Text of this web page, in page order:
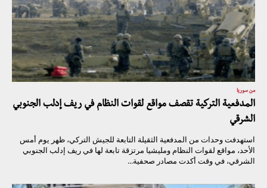
من سوريا
المدفعية التركية تقصف مواقع لقوات النظام في ريف إدلب الجنوبي
الشرقي
استهدفت وحدات من المدفعية الثقيلة التابعة للجيش التركي، ظهر يوم أمس
الأحد، مواقع لقوات النظام ومليشيا مرتزقة تابعة لها في ريف إدلب الجنوبي
الشرقي، في وقت أكدت مصادر صحفية...